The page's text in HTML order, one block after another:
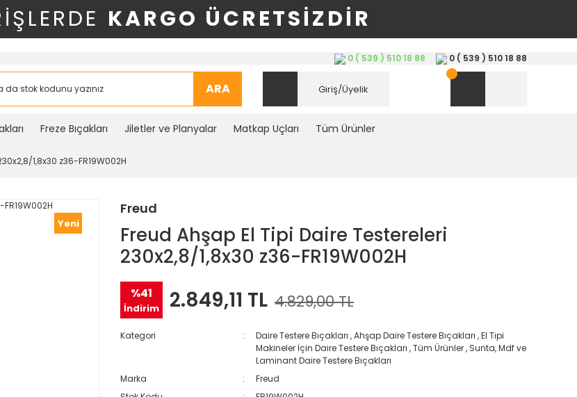
KARGO ÜCRETSİZDİR
0 ( 539 ) 510 18 88 0 ( 539 ) 510 18 88
ARA Giriş/Üyelik
Freze Bıçakları Jiletler ve Planyalar Matkap Uçları Tüm Ürünler
1,8x30 z36-FR19W002H
Yeni
Freud
Freud Ahşap El Tipi Daire Testereleri
230x2,8/1,8x30 z36-FR19W002H
%41
İndirim 2.849,11 TL 4.829,00 TL
Kategori Daire Testere Bıçakları ,Ahşap Daire Testere Bıçakları ,El Tipi
Makineler İçin Daire Testere Bıçakları ,Tüm Ürünler , Sunta, Mdf ve
Laminant Daire Testere Bıçakları
Marka
Freud